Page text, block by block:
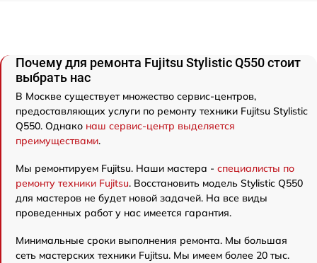
Почему для ремонта Fujitsu Stylistic Q550 стоит
выбрать нас
В Москве существует множество сервис-центров,
предоставляющих услуги по ремонту техники Fujitsu Stylistic
Q550. Однако наш сервис-центр выделяется
преимуществами.
Мы ремонтируем Fujitsu. Наши мастера - специалисты по
ремонту техники Fujitsu. Восстановить модель Stylistic Q550
для мастеров не будет новой задачей. На все виды
проведенных работ у нас имеется гарантия.
Минимальные сроки выполнения ремонта. Мы большая
сеть мастерских техники Fujitsu. Мы имеем более 20 тыс.